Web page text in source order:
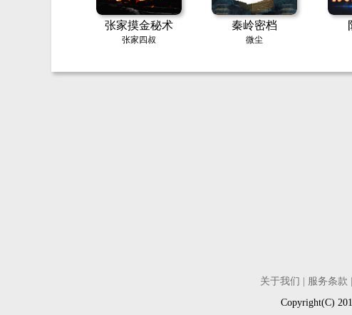
张家摸金秘术
张家四叔
秦岭密档
微尘
关于我们 服务条款
Copyright(C)